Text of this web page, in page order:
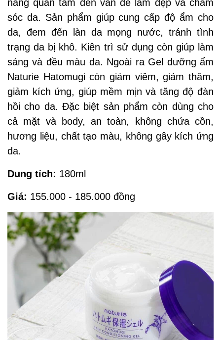
nàng quan tâm đến vấn đề làm đẹp và chăm
sóc da. Sản phẩm giúp cung cấp độ ẩm cho
da, đem đến làn da mọng nước, tránh tình
trạng da bị khô. Kiên trì sử dụng còn giúp làm
sáng và đều màu da. Ngoài ra Gel dưỡng ẩm
Naturie Hatomugi còn giảm viêm, giảm thâm,
giảm kích ứng, giúp mềm mịn và tăng độ đàn
hồi cho da. Đặc biệt sản phẩm còn dùng cho
cả mặt và body, an toàn, không chứa cồn,
hương liệu, chất tạo màu, không gây kích ứng
da.
Dung tích: 180ml
Giá: 155.000 - 185.000 đồng